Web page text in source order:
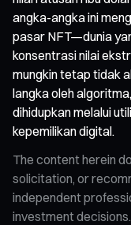
angka-angka ini
pasar NFT—dunia
konsentrasi nilai
mungkin tetap tidak
langka oleh
dihidupkan melalui
kepemilikan digital.
The content herein
solicitation, or
independent
investment